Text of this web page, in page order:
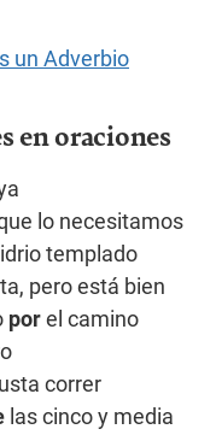
un Adverbio
en oraciones
lo necesitamos
templado
pero está bien
por el camino
correr
las cinco y media